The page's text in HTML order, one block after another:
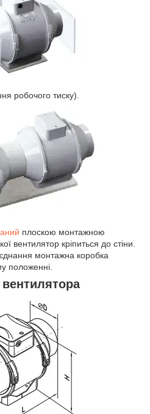
робочого тиску).
плоскою монтажною
вентилятор кріпиться до стіни.
монтажна коробка
положенні.
вентилятора